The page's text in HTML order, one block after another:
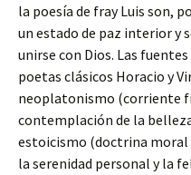
la poesía de fray Luis son,
un estado de paz interior y
unirse con Dios. Las
poetas clásicos Horacio y
neoplatonismo (corriente
contemplación de la
estoicismo (doctrina moral
la serenidad personal y la